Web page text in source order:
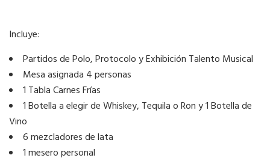
Incluye:
Partidos de Polo, Protocolo y Exhibición Talento Musical
Mesa asignada 4 personas
1 Tabla Carnes Frías
1 Botella a elegir de Whiskey, Tequila o Ron y 1 Botella de
Vino
6 mezcladores de lata
1 mesero personal